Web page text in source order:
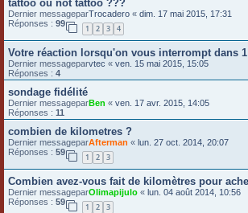
tattoo ou not tattoo ???
Dernier messageparTrocadero « dim. 17 mai 2015, 17:31
Réponses : 99
1 2 3 4
Votre réaction lorsqu'on vous interrompt dans 1
Dernier messageparvtec « ven. 15 mai 2015, 15:05
Réponses : 4
sondage fidélité
Dernier messageparBen « ven. 17 avr. 2015, 14:05
Réponses : 11
combien de kilometres ?
Dernier messageparAfterman « lun. 27 oct. 2014, 20:07
Réponses : 59
1 2 3
Combien avez-vous fait de kilomètres pour
Dernier messageparOlimapijulo « lun. 04 août 2014, 10:56
Réponses : 59
1 2 3